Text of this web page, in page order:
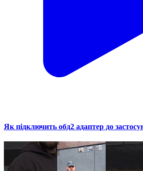
Як підключить обд2 адаптер до